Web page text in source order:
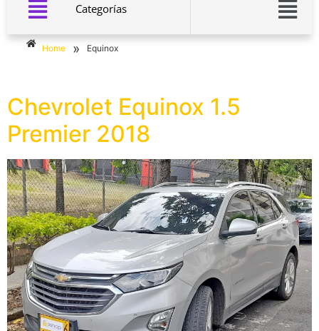
Categorías
Home » Equinox
Chevrolet Equinox 1.5
Premier 2018